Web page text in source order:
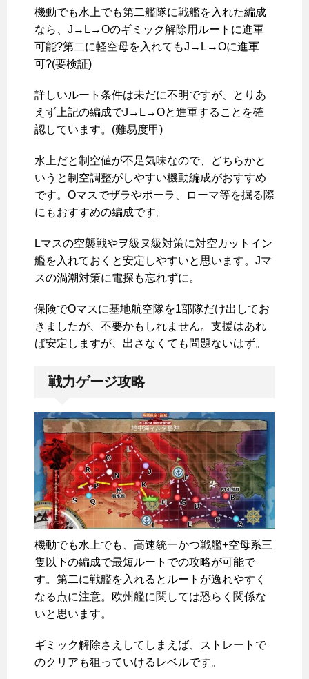
機動でも水上でも第二艦隊に戦艦を入れた編成
なら、J→L→Oのギミック解除用ルートに進軍
可能?第二に軽空母を入れてもJ→L→Oに進軍
可?(要検証)
詳しいルート条件は未だに不明ですが、とりあ
えず上記の編成でJ→L→Oと進軍することを確
認しています。(難易度甲)
水上だと制空値が不足気味なので、どちらかと
いうと制空調整がしやすい機動編成がおすすめ
です。Oマスでザラやポーラ、ローマ等を掘る際
にもおすすめの編成です。
Lマスの空襲戦やヲ級ヌ級対策に対空カットイン
艦を入れておくと安定しやすいと思います。Jマ
スの渦潮対策に電探も忘れずに。
保険でOマスに基地航空隊を1部隊だけ出してお
きましたが、不要かもしれません。支援はあれ
ば安定しますが、出さなくても問題ないはず。
戦力ゲージ攻略
機動でも水上でも、高速統一かつ戦艦+空母系三
隻以下の編成で最短ルートでの攻略が可能で
す。第二に戦艦を入れるとルートが逸れやすく
なる点に注意。欧州艦に関しては恐らく関係な
いと思います。
ギミック解除さえしてしまえば、ストレートで
のクリアも狙っていけるレベルです。